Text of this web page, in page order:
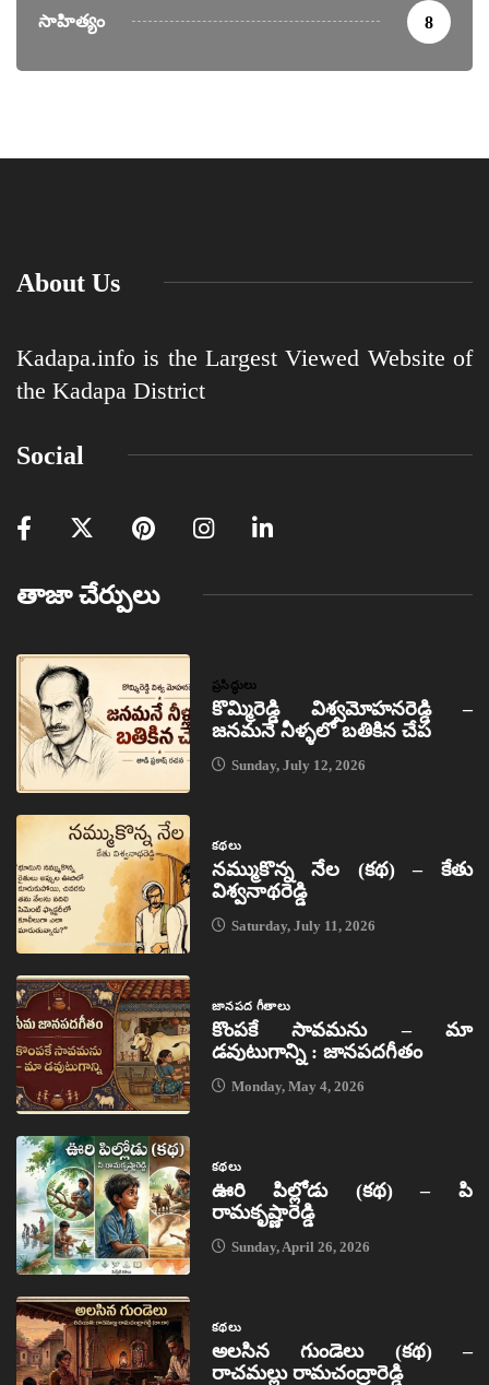
సాహిత్యం 8
About Us
Kadapa.info is the Largest Viewed Website of
the Kadapa District
Social
తాజా చేర్పులు
ప్రసిద్ధులు
కొమ్మిరెడ్డి విశ్వమోహనరెడ్డి –
జనమనే నీళ్ళలో బతికిన చేప
Sunday, July 12, 2026
కథలు
నమ్ముకొన్న నేల (కథ) – కేతు
విశ్వనాథరెడ్డి
Saturday, July 11, 2026
జానపద గీతాలు
కొంపకే సావమను – మా
డవుటుగాన్ని : జానపదగీతం
Monday, May 4, 2026
కథలు
ఊరి పిల్లోడు (కథ) – పి
రామకృష్ణారెడ్డి
Sunday, April 26, 2026
కథలు
అలసిన గుండెలు (కథ) –
రాచమల్లు రామచంద్రారెడ్డి